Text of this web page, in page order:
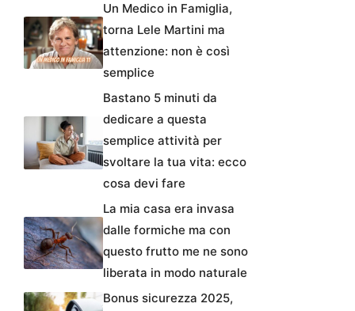
Un Medico in Famiglia,
torna Lele Martini ma
attenzione: non è così
semplice
Bastano 5 minuti da
dedicare a questa
semplice attività per
svoltare la tua vita: ecco
cosa devi fare
La mia casa era invasa
dalle formiche ma con
questo frutto me ne sono
liberata in modo naturale
Bonus sicurezza 2025,